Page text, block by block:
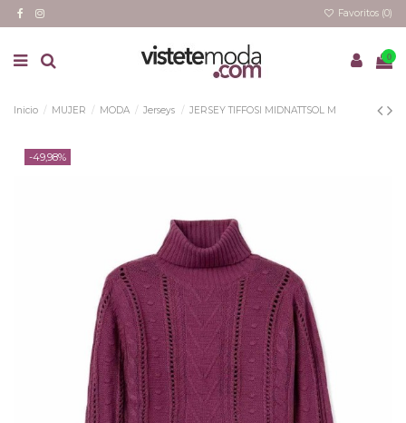
Favoritos (0)
0
Inicio MUJER MODA Jerseys JERSEY TIFFOSI MIDNATTSOL M
-49,98%